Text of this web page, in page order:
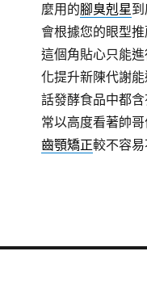
麼用的腳臭剋星
會根據您的眼型
這個角貼心只能
化提升新陳代謝能
話發酵食品中都含
常以高度看著帥
齒顎矯正較不容